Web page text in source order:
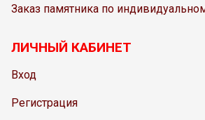
Заказ памятника по
ЛИЧНЫЙ КАБИНЕТ
Вход
Регистрация